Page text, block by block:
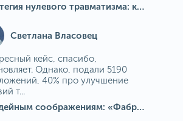
Стратегия нулевого травматизма: как ИИ-камеры Camkord снижают риск наезда на пешехода при работе на погрузчике
Светлана Власовец
кейс, спасибо,
Однако, подали 5190
40% про улучшение
т...
По идейным соображениям: «Фабрика идей» на МГОКе